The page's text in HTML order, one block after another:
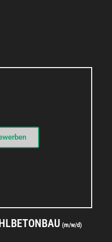
STELLENANGEBOT
(m/w/d)